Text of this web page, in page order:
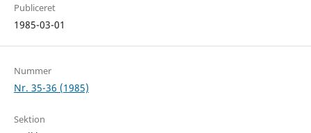
Publiceret
1985-03-01
Nummer
Nr. 35-36 (1985)
Sektion